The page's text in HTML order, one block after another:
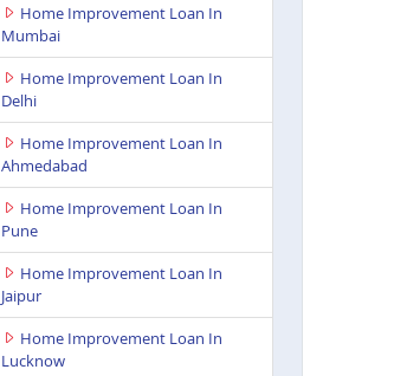
Home Improvement Loan In
Mumbai
Home Improvement Loan In
Delhi
Home Improvement Loan In
Ahmedabad
Home Improvement Loan In
Pune
Home Improvement Loan In
Jaipur
Home Improvement Loan In
Lucknow